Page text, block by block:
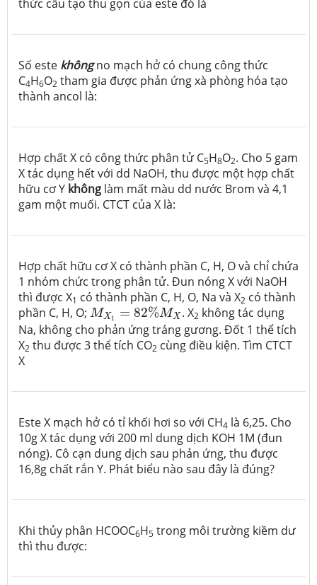
thức cấu tạo thu gọn của este đó là
Số este khôngno mạch hở có chung công thức
C4H6O2 tham gia được phản ứng xà phòng hóa tạo
thành ancol là:
Hợp chất X có công thức phân tử C5H8O2. Cho 5 gam
X tác dụng hết với dd NaOH, thu được một hợp chất
hữu cơ Y không làm mất màu dd nước Brom và 4,1
gam một muối. CTCT của X là:
Hợp chất hữu cơ X có thành phần C, H, O và chỉ chứa
1 nhóm chức trong phân tử. Đun nóng X với NaOH
thì được X1 có thành phần C, H, O, Na và X2 có thành
phần C, H, O; MX1 = 82%MX
MX1=82%MX . X2 không tác dụng
Na, không cho phản ứng tráng gương. Đốt 1 thể tích
X2 thu được 3 thể tích CO2 cùng điều kiện. Tìm CTCT
X
Este X mạch hở có tỉ khối hơi so với CH4 là 6,25. Cho
10g X tác dụng với 200 ml dung dịch KOH 1M (đun
nóng). Cô cạn dung dịch sau phản ứng, thu được
16,8g chất rắn Y. Phát biểu nào sau đây là đúng?
Khi thủy phân HCOOC6H5 trong môi trường kiềm dư
thì thu được: